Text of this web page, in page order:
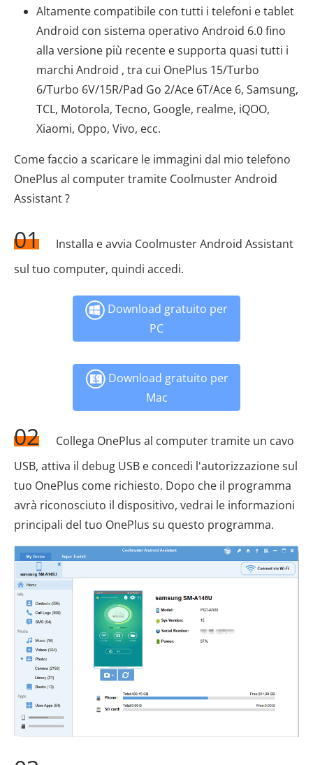
Altamente compatibile con tutti i telefoni e tablet
Android con sistema operativo Android 6.0 fino
alla versione più recente e supporta quasi tutti i
marchi Android , tra cui OnePlus 15/Turbo
6/Turbo 6V/15R/Pad Go 2/Ace 6T/Ace 6, Samsung,
TCL, Motorola, Tecno, Google, realme, iQOO,
Xiaomi, Oppo, Vivo, ecc.
Come faccio a scaricare le immagini dal mio telefono
OnePlus al computer tramite Coolmuster Android
Assistant ?
01
Installa e avvia Coolmuster Android Assistant
sul tuo computer, quindi accedi.
Download gratuito per
PC
Download gratuito per
Mac
02
Collega OnePlus al computer tramite un cavo
USB, attiva il debug USB e concedi l'autorizzazione sul
tuo OnePlus come richiesto. Dopo che il programma
avrà riconosciuto il dispositivo, vedrai le informazioni
principali del tuo OnePlus su questo programma.